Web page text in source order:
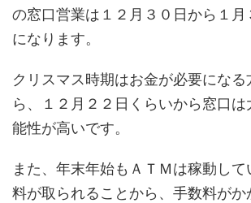
の窓口営業は１２月３０日から１
になります。
クリスマス時期はお金が必要にな
ら、１２月２２日くらいから窓口
能性が高いです。
また、年末年始もＡＴＭは稼動し
料が取られることから、手数料がか